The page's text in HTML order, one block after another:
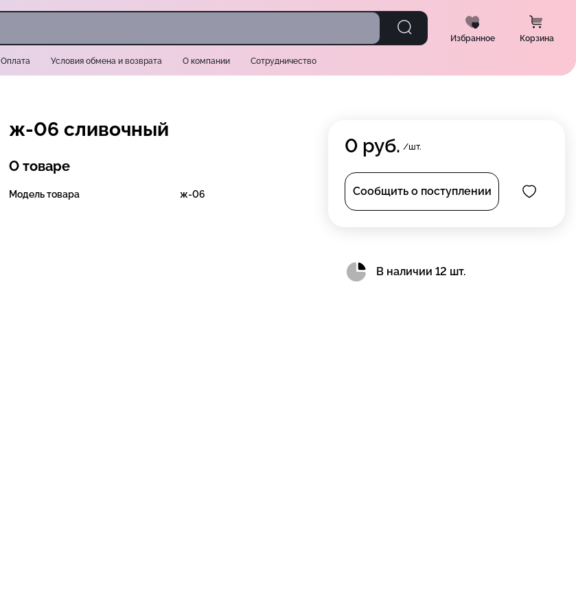
Избранное Корзина
Оплата Условия обмена и возврата О компании Сотрудничество
ж-06 сливочный
О товаре
Модель товара ж-06
0 руб. /шт.
Сообщить о поступлении
В наличии 12 шт.